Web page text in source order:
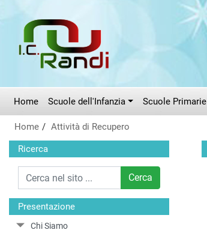
Home Scuole dell'Infanzia Scuole Primarie
Home Attività di Recupero
Ricerca
Cerca
Presentazione
Chi Siamo